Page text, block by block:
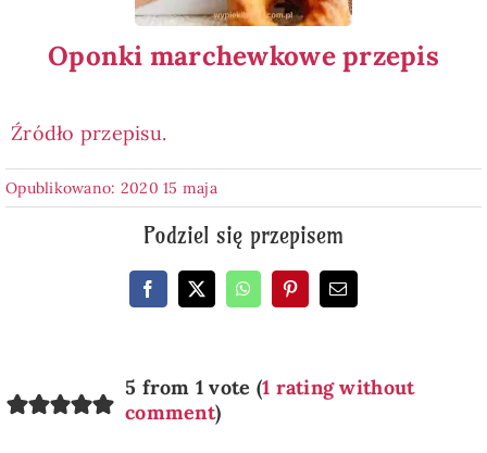
Oponki marchewkowe przepis
Źródło przepisu.
Opublikowano: 2020 15 maja
Podziel się przepisem
5 from 1 vote (1 rating without
comment)